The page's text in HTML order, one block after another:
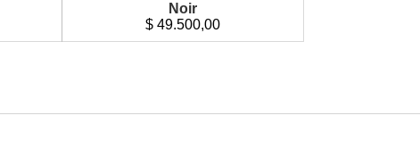
Noir
$ 49.500,00